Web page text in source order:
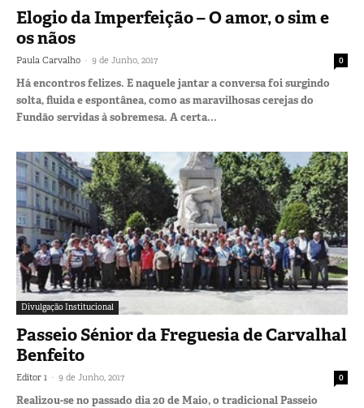
Elogio da Imperfeição – O amor, o sim e
os nãos
Paula Carvalho - 9 de Junho, 2017 0
Há encontros felizes. E naquele jantar a conversa foi surgindo
solta, fluida e espontânea, como as maravilhosas cerejas do
Fundão servidas à sobremesa. A certa...
Divulgação Institucional
Passeio Sénior da Freguesia de Carvalhal
Benfeito
Editor 1 - 9 de Junho, 2017 0
Realizou-se no passado dia 20 de Maio, o tradicional Passeio